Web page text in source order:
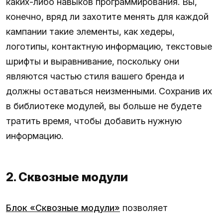
конечно, вряд ли захотите менять для каждой
кампании такие элементы, как хедеры,
логотипы, контактную информацию, текстовые
шрифты и выравнивание, поскольку они
являются частью стиля вашего бренда и
должны оставаться неизменными. Сохранив их
в библиотеке модулей, вы больше не будете
тратить время, чтобы добавить нужную
информацию.
2. Сквозные модули
Блок «Сквозные модули» позволяет